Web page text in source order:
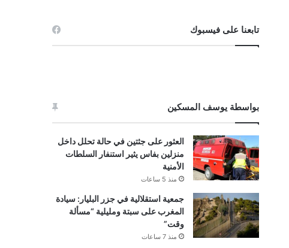
تابعنا على فيسبوك
بواسطة يوسف المسكين
العثور على جثتين في حالة تحلل داخل
منزلين بفاس يثير استنفار السلطات
الأمنية
منذ 5 ساعات
جمعية استقلالية في جزر البليار: سيادة
المغرب على سبتة ومليلية “مسألة
وقت”
منذ 7 ساعات